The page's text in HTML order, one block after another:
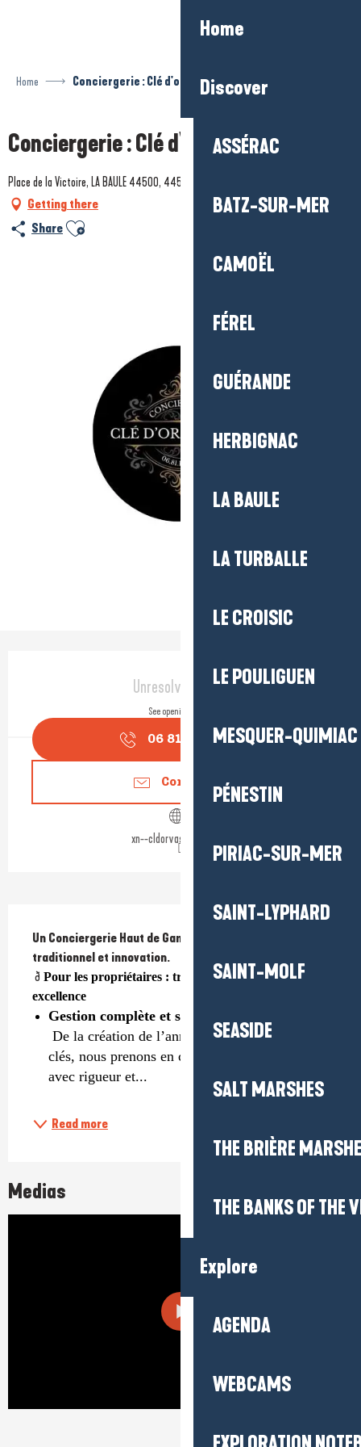
Home
Discover
ASSÉRAC
BATZ-SUR-MER
CAMOËL
FÉREL
GUÉRANDE
HERBIGNAC
LA BAULE
LA TURBALLE
LE CROISIC
LE POULIGUEN
MESQUER-QUIMIAC
PÉNESTIN
PIRIAC-SUR-MER
SAINT-LYPHARD
SAINT-MOLF
SEASIDE
SALT MARSHES
THE BRIÈRE
THE BANKS OF THE
Explore
AGENDA
WEBCAMS
Home Conciergerie : Clé d'or évasion
Conciergerie : Clé d'or évasion
Place de la Victoire, LA BAULE 44500, 44500 La Baule-Escoublac
Getting there
Share Ajouter aux favoris
Opening hours & contact
Unresolved hours
See opening hours
06 81 16 98 ▒▒
Contact us
xn--cldorvasion-cbbd.fr
Description
Un Conciergerie Haut de Gamme qui allie savoir-faire
traditionnel et innovation.
ð Pour les propriétaires : tranquillité, rentabilité,
excellence
Gestion complète et sereine de votre bien
clés, nous prenons en charge chaque étape,
avec rigueur et...
Read more
Medias